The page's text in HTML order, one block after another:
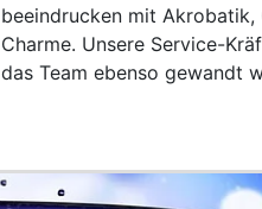
beeindrucken mit Akrobatik,
Charme. Unsere Service-
das Team ebenso gewandt